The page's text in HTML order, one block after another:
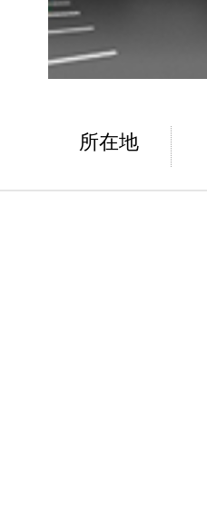
所在地